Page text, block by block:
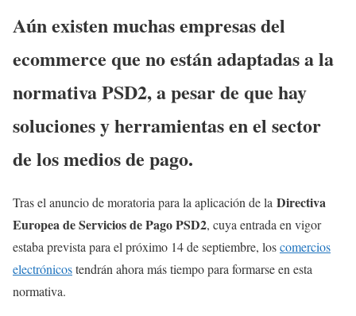
Aún existen muchas empresas del
ecommerce que no están adaptadas a la
normativa PSD2, a pesar de que hay
soluciones y herramientas en el sector
de los medios de pago.
Tras el anuncio de moratoria para la aplicación de la Directiva
Europea de Servicios de Pago PSD2, cuya entrada en vigor
estaba prevista para el próximo 14 de septiembre, loscomercios
electrónicostendrán ahora más tiempo para formarse en esta
normativa.